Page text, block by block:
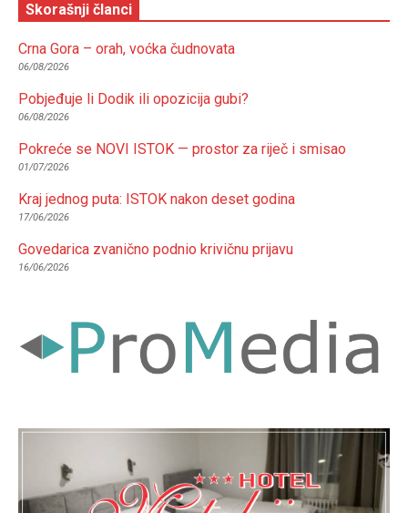
Skorašnji članci
Crna Gora – orah, voćka čudnovata
06/08/2026
Pobjeđuje li Dodik ili opozicija gubi?
06/08/2026
Pokreće se NOVI ISTOK — prostor za riječ i smisao
01/07/2026
Kraj jednog puta: ISTOK nakon deset godina
17/06/2026
Govedarica zvanično podnio krivičnu prijavu
16/06/2026